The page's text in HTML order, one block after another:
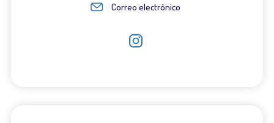
Correo electrónico